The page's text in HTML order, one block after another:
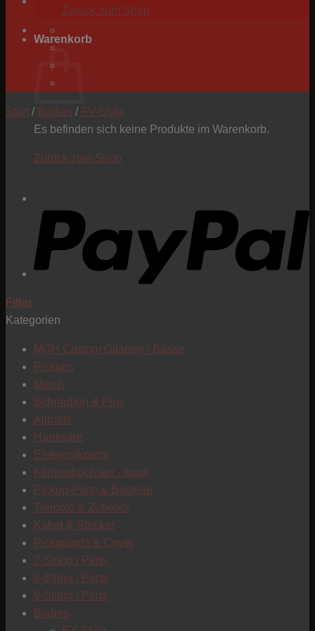
Zurück zum Shop
Warenkorb
Es befinden sich keine Produkte im Warenkorb.
Zurück zum Shop
Start / Bodies / FV-Style
Filter
Kategorien
MGH Custom Gitarren / Bässe
Pickups
Merch
Schrauben & Pins
Allparts
Hardware
Elektronikparts
Klinkenbuchsen - Input
Pickup-Parts & Bauteile
Tremolo & Zubehör
Kabel & Stecker
Pickguards & Cover
7-String / Parts
8-String / Parts
9-String / Parts
Bodies